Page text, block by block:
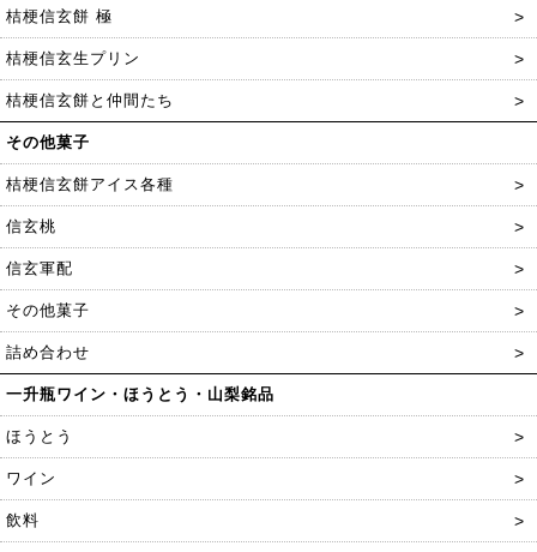
桔梗信玄餅 極
桔梗信玄生プリン
桔梗信玄餅と仲間たち
その他菓子
桔梗信玄餅アイス各種
信玄桃
信玄軍配
その他菓子
詰め合わせ
一升瓶ワイン・ほうとう・山梨銘品
ほうとう
ワイン
飲料